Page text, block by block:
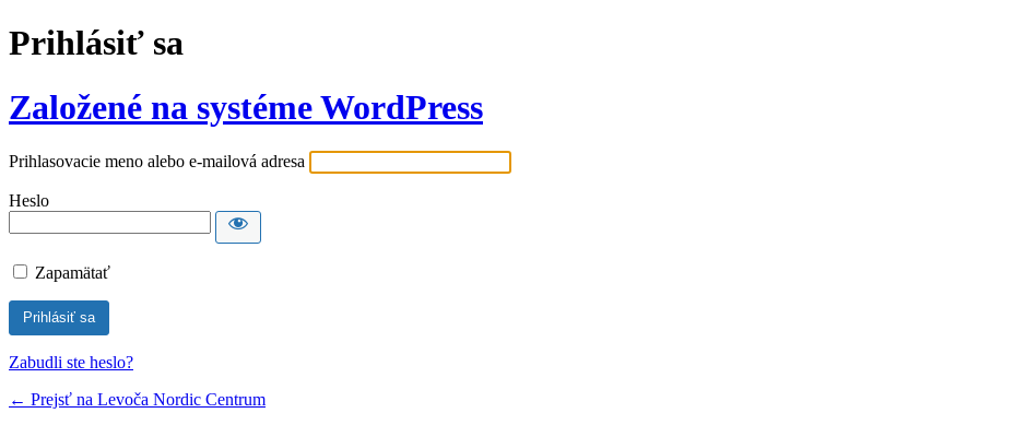
Prihlásiť sa
Založené na systéme WordPress
Prihlasovacie meno alebo e-mailová adresa
Heslo
Zapamätať
Zabudli ste heslo?
← Prejsť na Levoča Nordic Centrum